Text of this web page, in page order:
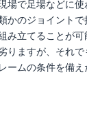
場で足場などに
かのジョイントで
み立てることが
りますが、それ
ームの条件を備